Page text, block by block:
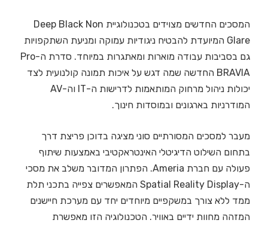
המסכים החדשים מצוידים בטכנולוגיית Deep Black Non
Glare המיועדת להבטיח ניגודיות עמוקה ומניעת השתקפויות
גם בסביבות עבודה מוארות ומאתגרות במיוחד. סדרת ה-Pro
BRAVIA החדשה שמה דגש על איכות תמונה קולנועית לצד
יכולות ניהול מרחוק המותאמות לדרישות ה-IT וה-AV
המודרניות בארגונים ובמוסדות חינוך.
מעבר למסכים המסורתיים סוני מציגה בדוכן פריצת דרך
בתחום השילוט הדיגיטלי האינטראקטיבי באמצעות שיתוף
פעולה עם חברת Ameria. הפתרון המדובר משלב את מסכי
ה-Spatial Reality Display המאפשרים צפייה בתכני תלת
ממד ללא צורך במשקפיים מיוחדים יחד עם מערכת חיישנים
המזהה מחוות ידיים באוויר. הטכנולוגיה הזו מאפשרת